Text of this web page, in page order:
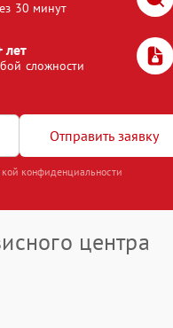
30 минут
лет
сложности
Отправить заявку
конфиденциальности
центра